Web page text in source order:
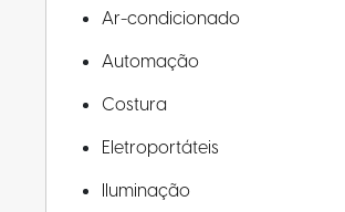
Ar-condicionado
Automação
Costura
Eletroportáteis
Iluminação